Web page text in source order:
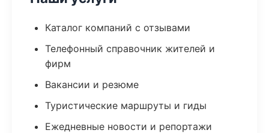
Каталог компаний с отзывами
Телефонный справочник жителей и
фирм
Вакансии и резюме
Туристические маршруты и гиды
Ежедневные новости и репортажи